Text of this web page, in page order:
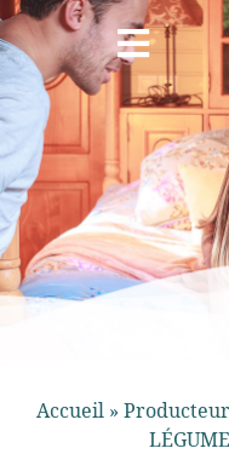
Accueil»